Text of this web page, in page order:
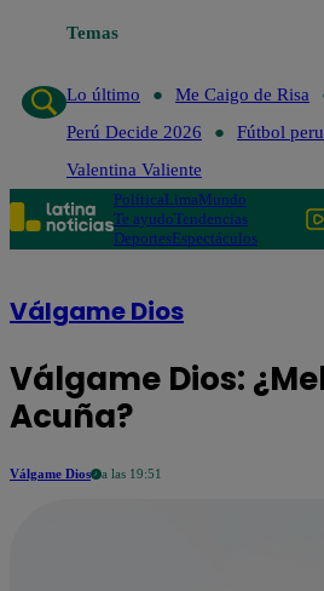
Temas
Lo último
Me Caigo de Risa
Perú Decide 2026
Fútbol
Valentina Valiente
PolíticaLimaMundo
Te ayudoTendencias
DeportesEspectáculos
Válgame Dios
Válgame Dios:
Acuña?
Válgame Dios a las 19:51